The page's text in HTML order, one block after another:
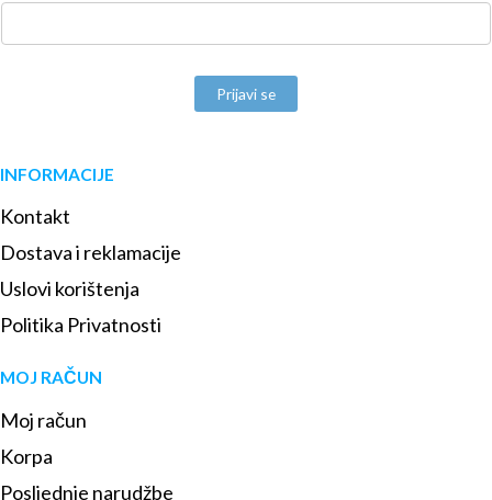
Prijavi se
INFORMACIJE
Kontakt
Dostava i reklamacije
Uslovi korištenja
Politika Privatnosti
MOJ RAČUN
Moj račun
Korpa
Posljednje narudžbe